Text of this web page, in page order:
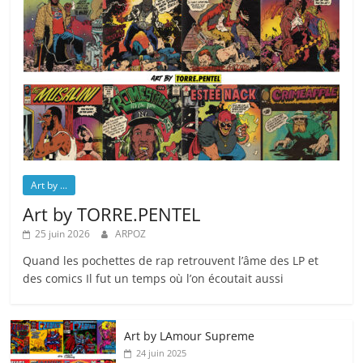
Art by ...
Art by TORRE.PENTEL
25 juin 2026 ARPOZ
Quand les pochettes de rap retrouvent l’âme des LP et
des comics Il fut un temps où l’on écoutait aussi
Art by LAmour Supreme
24 juin 2025